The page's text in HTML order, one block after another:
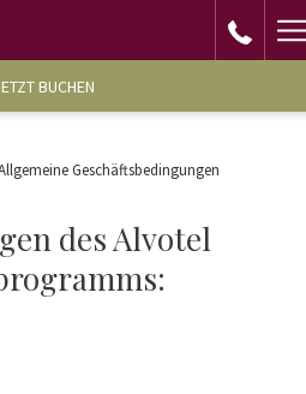
BUCHEN
Geschäftsbedingungen
des Alvotel